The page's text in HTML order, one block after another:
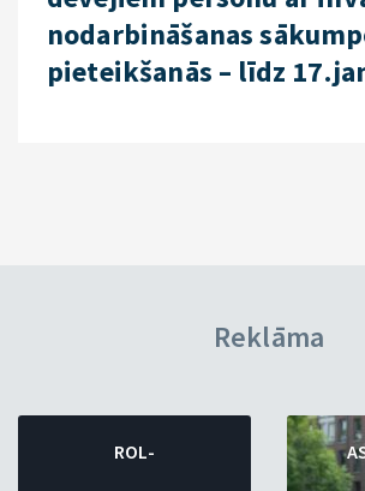
nodarbināšanas
pieteikšanās – līdz
Reklāma
ROL-